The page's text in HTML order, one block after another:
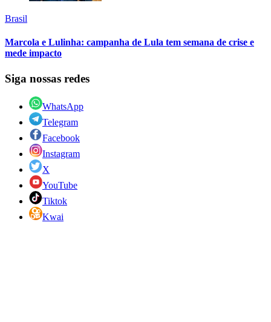
Brasil
Marcola e Lulinha: campanha de Lula tem semana de crise e
mede impacto
Siga nossas redes
WhatsApp
Telegram
Facebook
Instagram
X
YouTube
Tiktok
Kwai